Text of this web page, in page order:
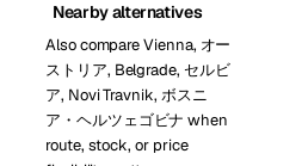
Nearby alternatives
Also compare Vienna, オー
ストリア, Belgrade, セルビ
ア, Novi Travnik, ボスニ
ア・ヘルツェゴビナ when
route, stock, or price